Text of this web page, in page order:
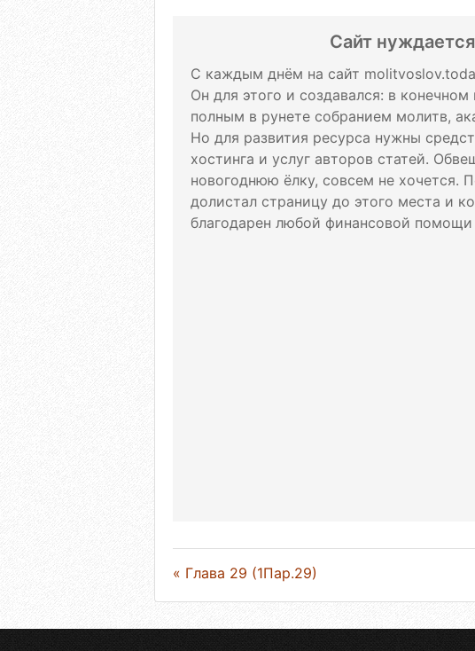
Сайт
С каждым днём на сайт
Он для этого и создавался: в
полным в рунете собранием молитв,
Но для развития ресурса нужны
хостинга и услуг авторов статей.
новогоднюю ёлку, совсем не хочется.
долистал страницу до этого места и
благодарен любой финансовой
« Глава 29 (1Пар.29)